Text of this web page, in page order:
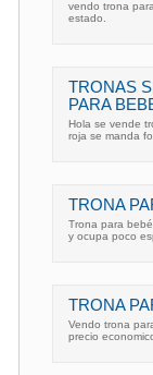
vendo trona
estado.
TRONAS
PARA
Hola se vende
roja se manda
TRONA
Trona para
y ocupa poco
TRONA
Vendo trona
precio